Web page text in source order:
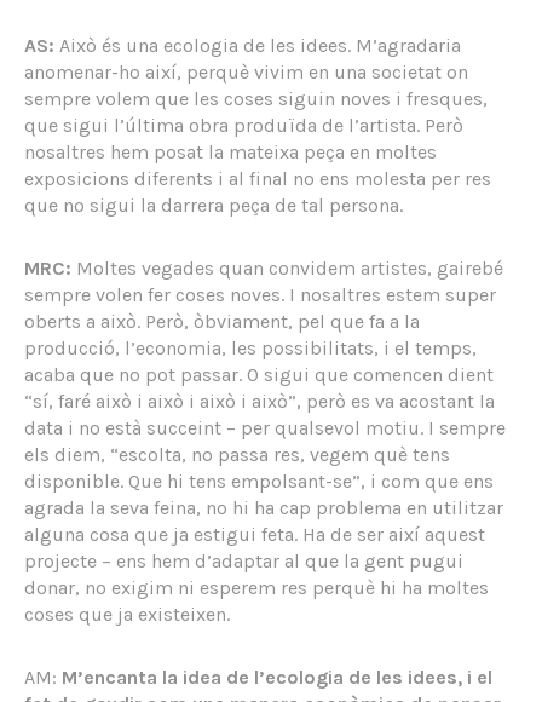
AS: Això és una ecologia de les idees. M’agradaria
anomenar-ho així, perquè vivim en una societat on
sempre volem que les coses siguin noves i fresques,
que sigui l’última obra produïda de l’artista. Però
nosaltres hem posat la mateixa peça en moltes
exposicions diferents i al final no ens molesta per res
que no sigui la darrera peça de tal persona.
MRC: Moltes vegades quan convidem artistes, gairebé
sempre volen fer coses noves. I nosaltres estem super
oberts a això. Però, òbviament, pel que fa a la
producció, l’economia, les possibilitats, i el temps,
acaba que no pot passar. O sigui que comencen dient
“sí, faré això i això i això i això”, però es va acostant la
data i no està succeint – per qualsevol motiu. I sempre
els diem, “escolta, no passa res, vegem què tens
disponible. Que hi tens empolsant-se”, i com que ens
agrada la seva feina, no hi ha cap problema en utilitzar
alguna cosa que ja estigui feta. Ha de ser així aquest
projecte – ens hem d’adaptar al que la gent pugui
donar, no exigim ni esperem res perquè hi ha moltes
coses que ja existeixen.
AM: M’encanta la idea de l’ecologia de les idees, i el